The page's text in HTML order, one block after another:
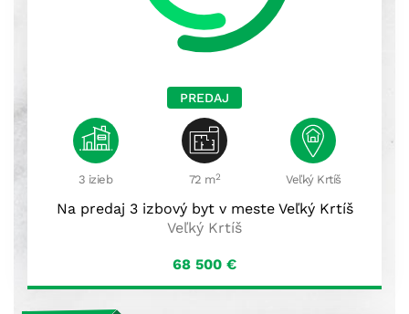
PREDAJ
3 izieb 72 m2 Veľký Krtíš
Na predaj 3 izbový byt v meste Veľký Krtíš
Veľký Krtíš
68 500 €